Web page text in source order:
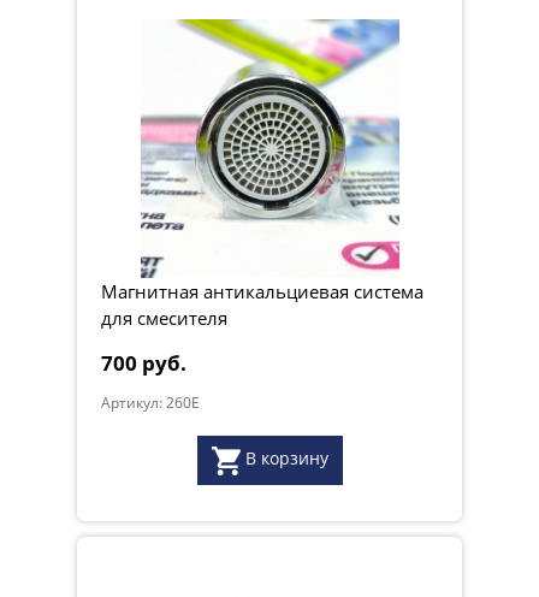
Магнитная антикальциевая система
для смесителя
700 руб.
Артикул: 260E
В корзину